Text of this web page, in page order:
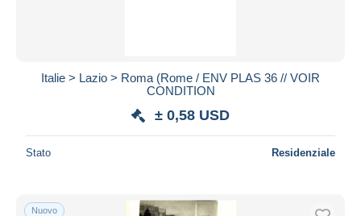
Italie > Lazio > Roma (Rome / ENV PLAS 36 // VOIR
CONDITION
± 0,58 USD
Stato Residenziale
Nuovo